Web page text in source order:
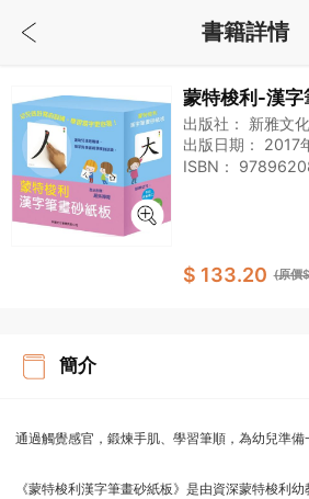
蒙特梭利-漢字
出版社： 新雅文
出版日期： 2017
ISBN：
$ 133.20 (原價
簡介
通過觸覺感官，鍛煉手肌、學習筆順，為幼兒準備
《蒙特梭利漢字筆畫砂紙板》是由資深蒙特梭利
書籍詳情